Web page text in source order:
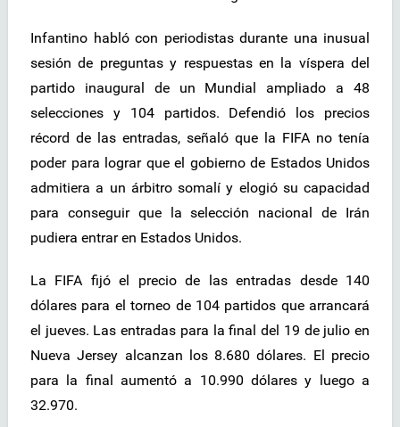
Infantino habló con periodistas durante una inusual
sesión de preguntas y respuestas en la víspera del
partido inaugural de un Mundial ampliado a 48
selecciones y 104 partidos. Defendió los precios
récord de las entradas, señaló que la FIFA no tenía
poder para lograr que el gobierno de Estados Unidos
admitiera a un árbitro somalí y elogió su capacidad
para conseguir que la selección nacional de Irán
pudiera entrar en Estados Unidos.
La FIFA fijó el precio de las entradas desde 140
dólares para el torneo de 104 partidos que arrancará
el jueves. Las entradas para la final del 19 de julio en
Nueva Jersey alcanzan los 8.680 dólares. El precio
para la final aumentó a 10.990 dólares y luego a
32.970.